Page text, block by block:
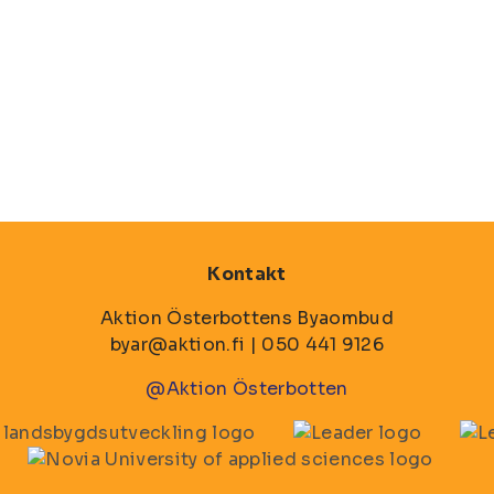
Kontakt
Aktion Österbottens Byaombud
byar@aktion.fi | 050 441 9126
@Aktion Österbotten
Bild
Bild